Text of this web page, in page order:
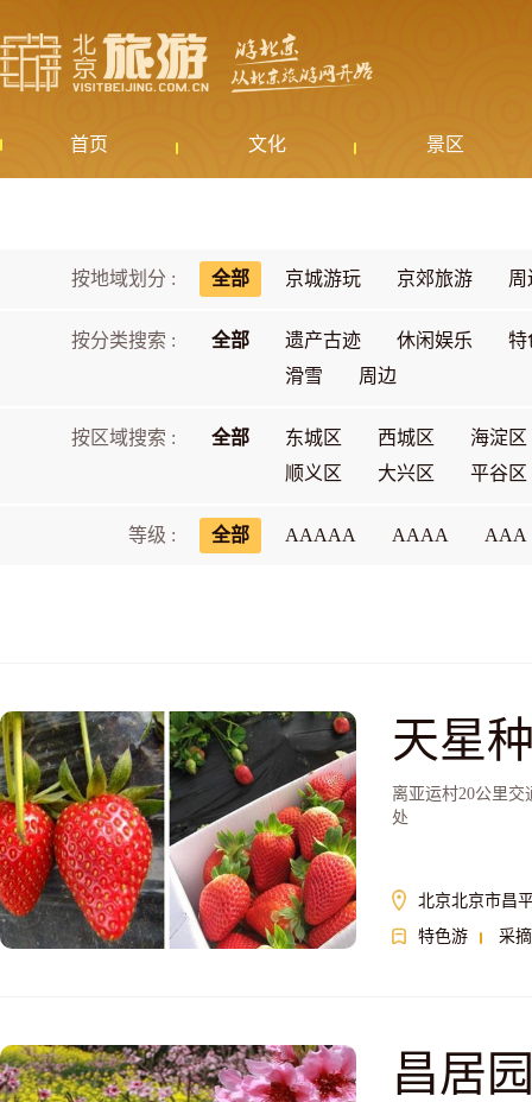
首页 文化 景区
按地域划分 : 全部 京城游玩 京郊旅游 周
按分类搜索 : 全部 遗产古迹 休闲娱乐
特
滑雪
周边
按区域搜索 : 全部 东城区 西城区
海淀区
顺义区
大兴区 平谷区
等级 : 全部 AAAAA AAAA AAA
天星
离亚运村20公里
处
北京北京市昌
特色游
采摘
昌居